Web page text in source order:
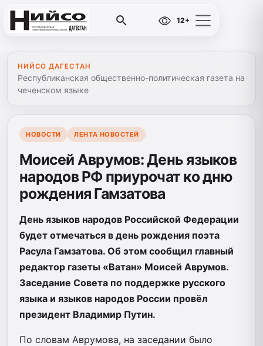
12+
НИЙСО ДАГЕСТАН
Республиканская общественно-политическая газета на
чеченском языке
НОВОСТИ ЛЕНТА НОВОСТЕЙ
Моисей Аврумов: День языков
народов РФ приурочат ко дню
рождения Гамзатова
День языков народов Российской Федерации
будет отмечаться в день рождения поэта
Расула Гамзатова. Об этом сообщил главный
редактор газеты «Ватан» Моисей Аврумов.
Заседание Совета по поддержке русского
языка и языков народов России провёл
президент Владимир Путин.
По словам Аврумова, на заседании было